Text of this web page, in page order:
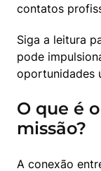
contatos
Siga a leitura
pode
oportunidades
O que é
missão?